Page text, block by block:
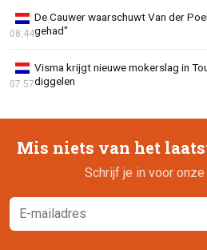
De Cauwer waarschuwt Van der
gehad"
08:44
Visma krijgt nieuwe mokerslag in
diggelen
07:57
Mis niets van het
Schrijf je in voor